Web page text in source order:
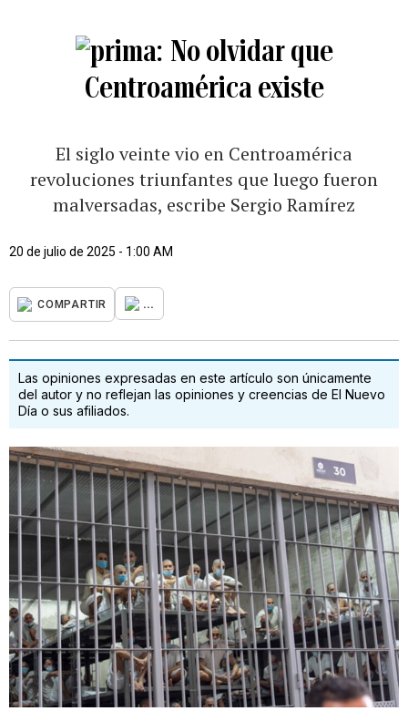
No olvidar que
Centroamérica existe
El siglo veinte vio en Centroamérica
revoluciones triunfantes que luego fueron
malversadas, escribe Sergio Ramírez
20 de julio de 2025 - 1:00 AM
COMPARTIR ...
Las opiniones expresadas en este artículo son únicamente
del autor y no reflejan las opiniones y creencias de El Nuevo
Día o sus afiliados.